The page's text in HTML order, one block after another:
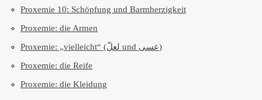
Proxemie 10: Schöpfung und Barmherzigkeit
Proxemie: die Armen
Proxemie: „vielleicht“ (لعلّ und عسى)
Proxemie: die Reife
Proxemie: die Kleidung